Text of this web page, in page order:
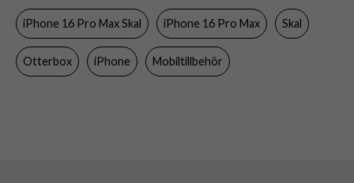
Tillverkarens art nr 77-96590
EAN
iPhone 16 Pro Max Skal iPhone 16 Pro Max Skal
Otterbox iPhone Mobiltillbehör